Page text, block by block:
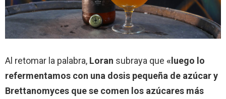
Al retomar la palabra, Loran subraya que «luego lo
refermentamos con una dosis pequeña de azúcar y
Brettanomyces que se comen los azúcares más